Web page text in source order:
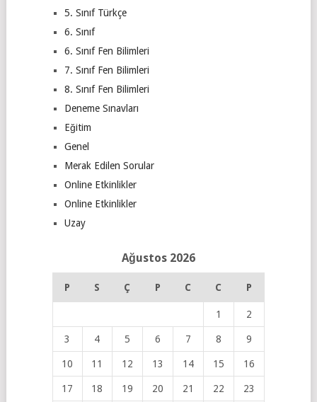
5. Sınıf Türkçe
6. Sınıf
6. Sınıf Fen Bilimleri
7. Sınıf Fen Bilimleri
8. Sınıf Fen Bilimleri
Deneme Sınavları
Eğitim
Genel
Merak Edilen Sorular
Online Etkinlikler
Online Etkinlikler
Uzay
Ağustos 2026
P S Ç P C C P
1 2
3 4 5 6 7 8 9
10 11 12 13 14 15 16
17 18 19 20 21 22 23